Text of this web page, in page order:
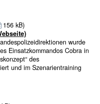
156 kB)
wurde
Einsatzkommandos Cobra in
des
und im Szenarientraining